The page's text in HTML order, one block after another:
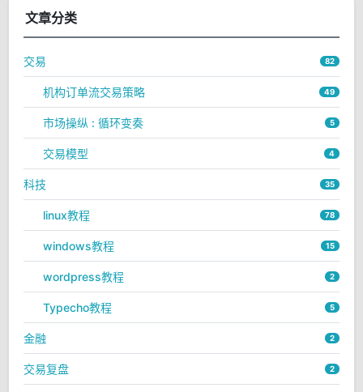
文章分类
交易 82
机构订单流交易策略 49
市场操纵 : 循环变奏 5
交易模型 4
科技 35
linux教程 78
windows教程 15
wordpress教程 2
Typecho教程 5
金融 2
交易复盘 2